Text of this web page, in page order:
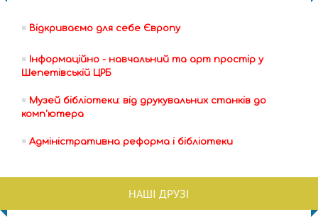
Відкриваємо для себе Європу
Інформаційно - навчальний та арт простір у
Шепетівській ЦРБ
Музей бібліотеки: від друкувальних станків до
комп'ютера
Адміністративна реформа і бібліотеки
НАШІ ДРУЗІ